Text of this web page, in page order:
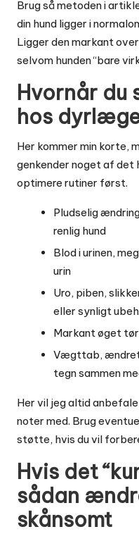
Brug så metoden i
din hund ligger i
Ligger den markant
selvom hunden “bare
Hvornår du
hos
Her kommer min korte,
genkender noget af det
optimere rutiner først.
Pludselig
renlig hund
Blod i urinen,
urin
Uro, piben,
eller synligt
Markant øget
Vægttab,
tegn sammen
Her vil jeg altid
noter med. Brug
støtte, hvis du vil
Hvis det
sådan
skånsomt